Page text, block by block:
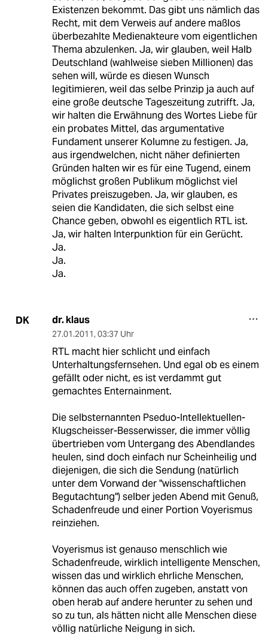
Existenzen bekommt. Das gibt uns nämlich das
Recht, mit dem Verweis auf andere maßlos
überbezahlte Medienakteure vom eigentlichen
Thema abzulenken. Ja, wir glauben, weil Halb
Deutschland (wahlweise sieben Millionen) das
sehen will, würde es diesen Wunsch
legitimieren, weil das selbe Prinzip ja auch auf
eine große deutsche Tageszeitung zutrifft. Ja,
wir halten die Erwähnung des Wortes Liebe für
ein probates Mittel, das argumentative
Fundament unserer Kolumne zu festigen. Ja,
aus irgendwelchen, nicht näher definierten
Gründen halten wir es für eine Tugend, einem
möglichst großen Publikum möglichst viel
Privates preiszugeben. Ja, wir glauben, es
seien die Kandidaten, die sich selbst eine
Chance geben, obwohl es eigentlich RTL ist.
Ja, wir halten Interpunktion für ein Gerücht.
Ja.
Ja.
Ja.
DK dr. klaus
27.01.2011, 03:37 Uhr
RTL macht hier schlicht und einfach
Unterhaltungsfernsehen. Und egal ob es einem
gefällt oder nicht, es ist verdammt gut
gemachtes Enternainment.
Die selbsternannten Pseduo-Intellektuellen-
Klugscheisser-Besserwisser, die immer völlig
übertrieben vom Untergang des Abendlandes
heulen, sind doch einfach nur Scheinheilig und
diejenigen, die sich die Sendung (natürlich
unter dem Vorwand der "wissenschaftlichen
Begutachtung") selber jeden Abend mit Genuß,
Schadenfreude und einer Portion Voyerismus
reinziehen.
Voyerismus ist genauso menschlich wie
Schadenfreude, wirklich intelligente Menschen,
wissen das und wirklich ehrliche Menschen,
können das auch offen zugeben, anstatt von
oben herab auf andere herunter zu sehen und
so zu tun, als hätten nicht alle Menschen diese
völlig natürliche Neigung in sich.